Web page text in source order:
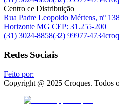
Centro de Distribuição
Rua Padre Leopoldo Mértens, nº
Horizonte MG CEP: 31.255-200
(31) 3024-8858(32) 99977-4734
Redes Sociais
Feito por:
Copyright @ 2025 Croques. Todos